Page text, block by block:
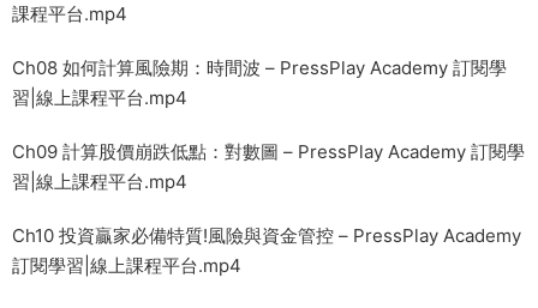
課程平台.mp4
Ch08 如何計算風險期：時間波 – PressPlay Academy 訂閱學
習|線上課程平台.mp4
Ch09 計算股價崩跌低點：對數圖 – PressPlay Academy 訂閱學
習|線上課程平台.mp4
Ch10 投資贏家必備特質!風險與資金管控 – PressPlay Academy
訂閱學習|線上課程平台.mp4